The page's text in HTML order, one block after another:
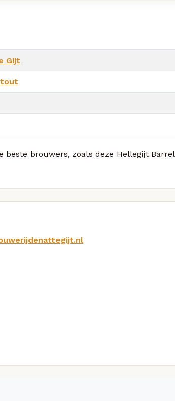
Gijt
beste brouwers, zoals deze Hellegijt Barrel